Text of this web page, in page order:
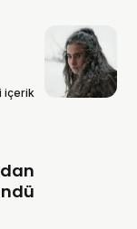
içerik